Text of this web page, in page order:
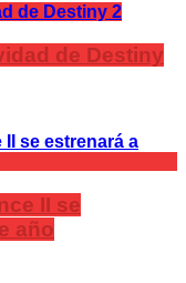
de Destiny
II se
año